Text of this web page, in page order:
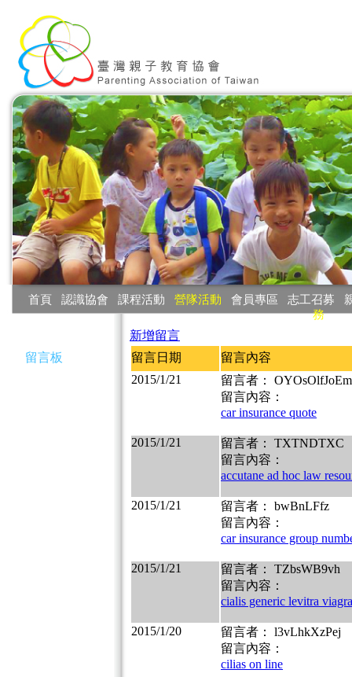
首頁 認識協會 課程活動 營隊活動 會員專區 志工召募
務
留言板
新增留言
留言日期
留言內容
2015/1/21
留言者：
留言內容：
car insurance quote
2015/1/21
留言者： TXTNDTXC
留言內容：
accutane ad hoc law
2015/1/21
留言者： bwBnLFfz
留言內容：
car insurance group
2015/1/21
留言者： TZbsWB9vh
留言內容：
cialis generic levitra viagra
2015/1/20
留言者： l3vLhkXzPej
留言內容：
cilias on line